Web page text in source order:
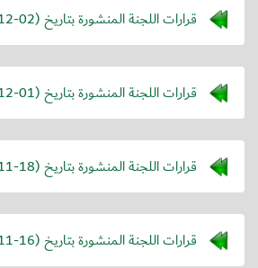
قرارات اللجنة المنشورة بتاريخ (02
قرارات اللجنة المنشورة بتاريخ (01
قرارات اللجنة المنشورة بتاريخ (18
قرارات اللجنة المنشورة بتاريخ (16